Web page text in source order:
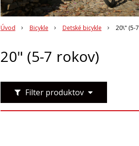
Úvod Bicykle Detské bicykle 20\" (5-
20" (5-7 rokov)
Filter produktov